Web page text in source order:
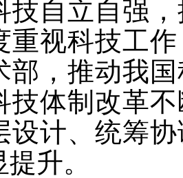
技自立自强
重视科技工
部，推动我
技体制改革
设计、统筹
升。